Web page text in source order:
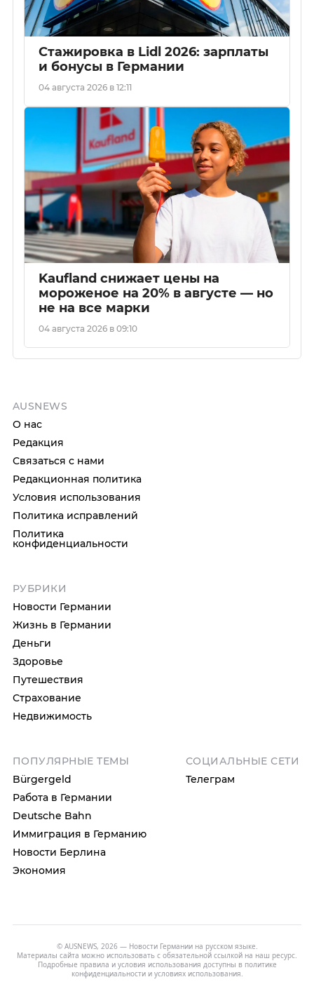
Стажировка в Lidl 2026: зарплаты
и бонусы в Германии
04 августа 2026 в 12:11
Kaufland снижает цены на
мороженое на 20% в августе — но
не на все марки
04 августа 2026 в 09:10
AUSNEWS
О нас
Редакция
Связаться с нами
Редакционная политика
Условия использования
Политика исправлений
Политика
конфиденциальности
РУБРИКИ
Новости Германии
Жизнь в Германии
Деньги
Здоровье
Путешествия
Страхование
Недвижимость
ПОПУЛЯРНЫЕ ТЕМЫ
Bürgergeld
Работа в Германии
Deutsche Bahn
Иммиграция в Германию
Новости Берлина
Экономия
СОЦИАЛЬНЫЕ СЕТИ
Телеграм
© AUSNEWS, 2026 — Новости Германии на русском языке.
Материалы сайта можно использовать с обязательной ссылкой на наш ресурс.
Подробные правила и условия использования доступны в политике
конфиденциальностии условиях использования.